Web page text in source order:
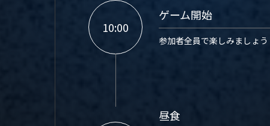
10:00
ゲーム開始
参加者全員で楽しみましょう
昼食